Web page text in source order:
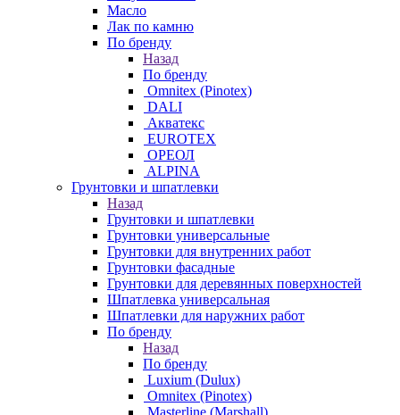
Масло
Лак по камню
По бренду
Назад
По бренду
Omnitex (Pinotex)
DALI
Акватекс
EUROTEX
ОРЕОЛ
ALPINA
Грунтовки и шпатлевки
Назад
Грунтовки и шпатлевки
Грунтовки универсальные
Грунтовки для внутренних работ
Грунтовки фасадные
Грунтовки для деревянных поверхностей
Шпатлевка универсальная
Шпатлевки для наружних работ
По бренду
Назад
По бренду
Luxium (Dulux)
Omnitex (Pinotex)
Masterline (Marshall)